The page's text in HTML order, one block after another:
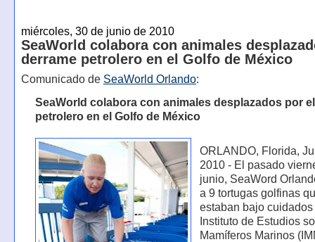
miércoles, 30 de junio de 2010
SeaWorld colabora con animales
derrame petrolero en el Golfo de México
Comunicado de SeaWorld Orlando:
SeaWorld colabora con animales desplazados por
petrolero en el Golfo de México
ORLANDO, Florida,
2010 - El pasado
junio, SeaWord
a 9 tortugas golfinas
estaban bajo
Instituto de Estudios
Mamíferos Marinos